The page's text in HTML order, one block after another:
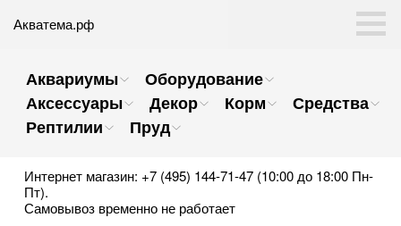
Акватема.рф
Аквариумы
Оборудование
Аксессуары
Декор Корм
Средства
Рептилии
Пруд
Интернет магазин: +7 (495) 144-71-47 (10:00 до 18:00 Пн-
Пт).
Самовывоз временно не работает